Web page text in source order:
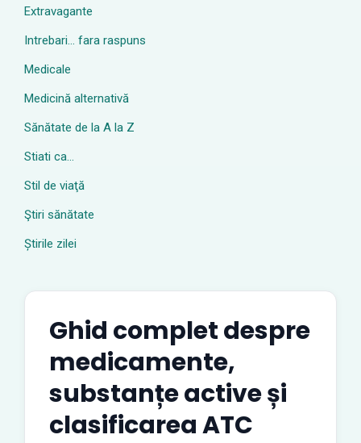
Extravagante
Intrebari… fara raspuns
Medicale
Medicină alternativă
Sănătate de la A la Z
Stiati ca…
Stil de viaţă
Ştiri sănătate
Știrile zilei
Ghid complet despre
medicamente,
substanțe active și
clasificarea ATC